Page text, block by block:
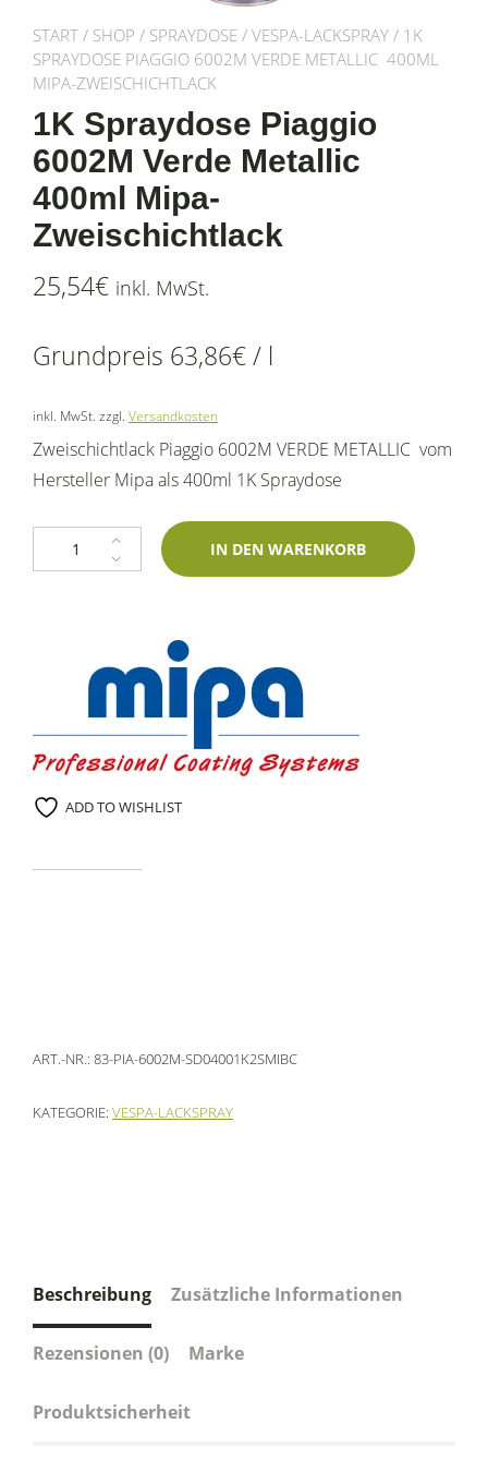
START / SHOP / SPRAYDOSE / VESPA-LACKSPRAY / 1K
SPRAYDOSE PIAGGIO 6002M VERDE METALLIC 400ML
MIPA-ZWEISCHICHTLACK
1K Spraydose Piaggio
6002M Verde Metallic
400ml Mipa-
Zweischichtlack
25,54€ inkl. MwSt.
Grundpreis 63,86€/ l
inkl. MwSt. zzgl. Versandkosten
Zweischichtlack Piaggio 6002M VERDE METALLIC vom
Hersteller Mipa als 400ml 1K Spraydose
1K Spraydose Piaggio 6002M Verde Metallic 400ml Mipa-
IN DEN WARENKORB
ADD TO WISHLIST
ART.-NR.: 83-PIA-6002M-SD04001K2SMIBC
KATEGORIE: VESPA-LACKSPRAY
Beschreibung Zusätzliche Informationen
Rezensionen (0) Marke
Produktsicherheit